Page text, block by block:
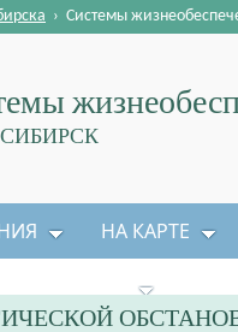
› Системы
НА КАРТЕ